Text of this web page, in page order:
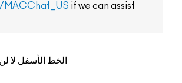
MACChat_USif we can assist
الخط الأسفللا